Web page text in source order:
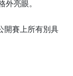
亮眼。
開賽上所有別具